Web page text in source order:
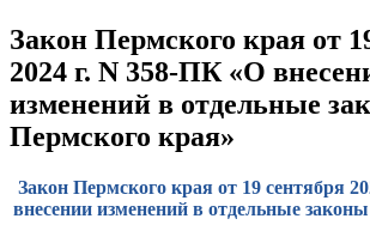
Закон Пермского края от
2024 г. N 358-ПК «О
изменений в отдельные
Пермского края»
Закон Пермского края от 19 сентября
внесении изменений в отдельные